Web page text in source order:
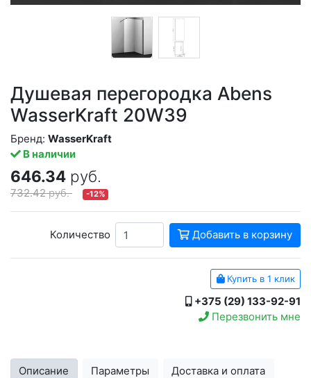
Душевая перегородка Abens
WasserKraft 20W39
В наличии
Бренд: WasserKraft
646.34 руб.
732.42руб. -12%
Количество Добавить в корзину
Купить в 1 клик
+375 (29) 133-92-91
Перезвонить мне
Описание Параметры Доставка и оплата